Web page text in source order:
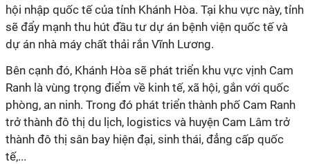
hội nhập quốc tế của tỉnh Khánh Hòa. Tại khu vực này, tỉnh
sẽ đẩy mạnh thu hút đầu tư dự án bệnh viện quốc tế và
dự án nhà máy chất thải rắn Vĩnh Lương.
Bên cạnh đó, Khánh Hòa sẽ phát triển khu vực vịnh Cam
Ranh là vùng trọng điểm về kinh tế, xã hội, gắn với quốc
phòng, an ninh. Trong đó phát triển thành phố Cam Ranh
trở thành đô thị du lịch, logistics và huyện Cam Lâm trở
thành đô thị sân bay hiện đại, sinh thái, đẳng cấp quốc
tế,...